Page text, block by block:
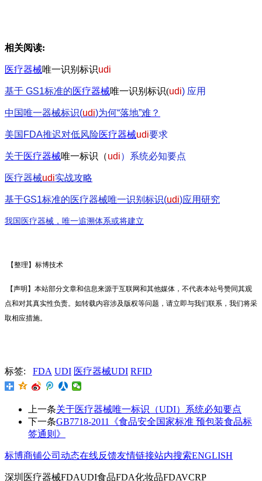
相关阅读:
医疗器械唯一识别标识udi
基于 GS1标准的医疗器械唯一识别标识(udi) 应用
中国唯一器械标识(udi)为何“落地”难？
美国FDA推迟对低风险医疗器械udi要求
关于医疗器械唯一标识（udi）系统必知要点
医疗器械udi实战攻略
基于GS1标准的医疗器械唯一识别标识(udi)应用研究
我国医疗器械，唯一追溯体系或将建立
【整理】标博技术
【声明】本站部分文章和信息来源于互联网和其他媒体，不代表本站号赞同其观
点和对其真实性负责。如转载内容涉及版权等问题，请立即与我们联系，我们将采
取相应措施。
标签: FDA UDI 医疗器械UDI RFID
上一条关于医疗器械唯一标识（UDI）系统必知要点
下一条GB7718-2011《食品安全国家标准 预包装食品标
签通则》
标博商铺公司动态在线反馈友情链接站内搜索ENGLISH
深圳医疗器械FDAUDI食品FDA化妆品FDAVCRP